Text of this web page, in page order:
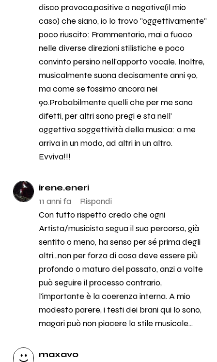
disco provoca,positive o negative(il mio
caso) che siano, io lo trovo "oggettivamente"
poco riuscito: Frammentario, mai a fuoco
nelle diverse direzioni stilistiche e poco
convinto persino nell'apporto vocale. Inoltre,
musicalmente suona decisamente anni 90,
ma come se fossimo ancora nei
90.Probabilmente quelli che per me sono
difetti, per altri sono pregi e sta nell'
oggettiva soggettività della musica: a me
arriva in un modo, ad altri in un altro.
Evviva!!!
irene.eneri
11 anni fa
Rispondi
Con tutto rispetto credo che ogni
Artista/musicista segua il suo percorso, già
sentito o meno, ha senso per sé prima degli
altri...non per forza di cosa deve essere più
profondo o maturo del passato, anzi a volte
può seguire il processo contrario,
l'importante è la coerenza interna. A mio
modesto parere, i testi dei brani qui lo sono,
magari può non piacere lo stile musicale...
maxavo